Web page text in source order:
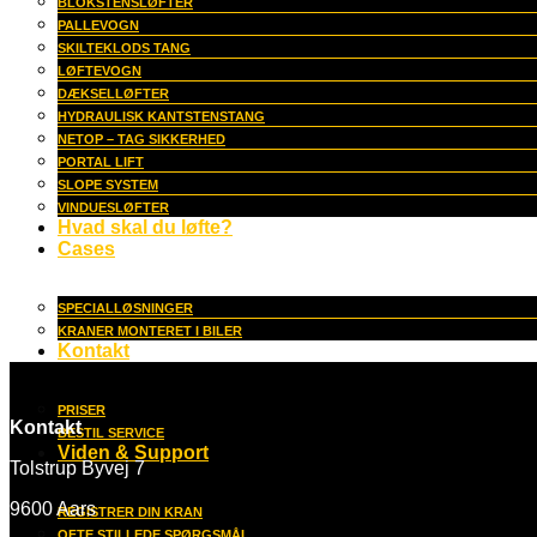
PALLEVOGN
SKILTEKLODS TANG
LØFTEVOGN
DÆKSELLØFTER
HYDRAULISK KANTSTENSTANG
NETOP – TAG SIKKERHED
PORTAL LIFT
SLOPE SYSTEM
VINDUESLØFTER
Hvad skal du løfte?
Cases
SPECIALLØSNINGER
KRANER MONTERET I BILER
Kontakt
PRISER
BESTIL SERVICE
Viden & Support
REGISTRER DIN KRAN
Kontakt
Tolstrup Byvej 7
9600 Aars